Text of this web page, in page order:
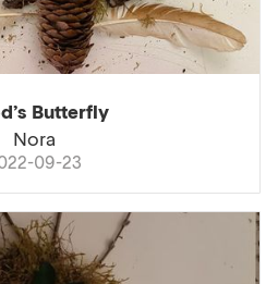
Butterfly
Nora
09-23